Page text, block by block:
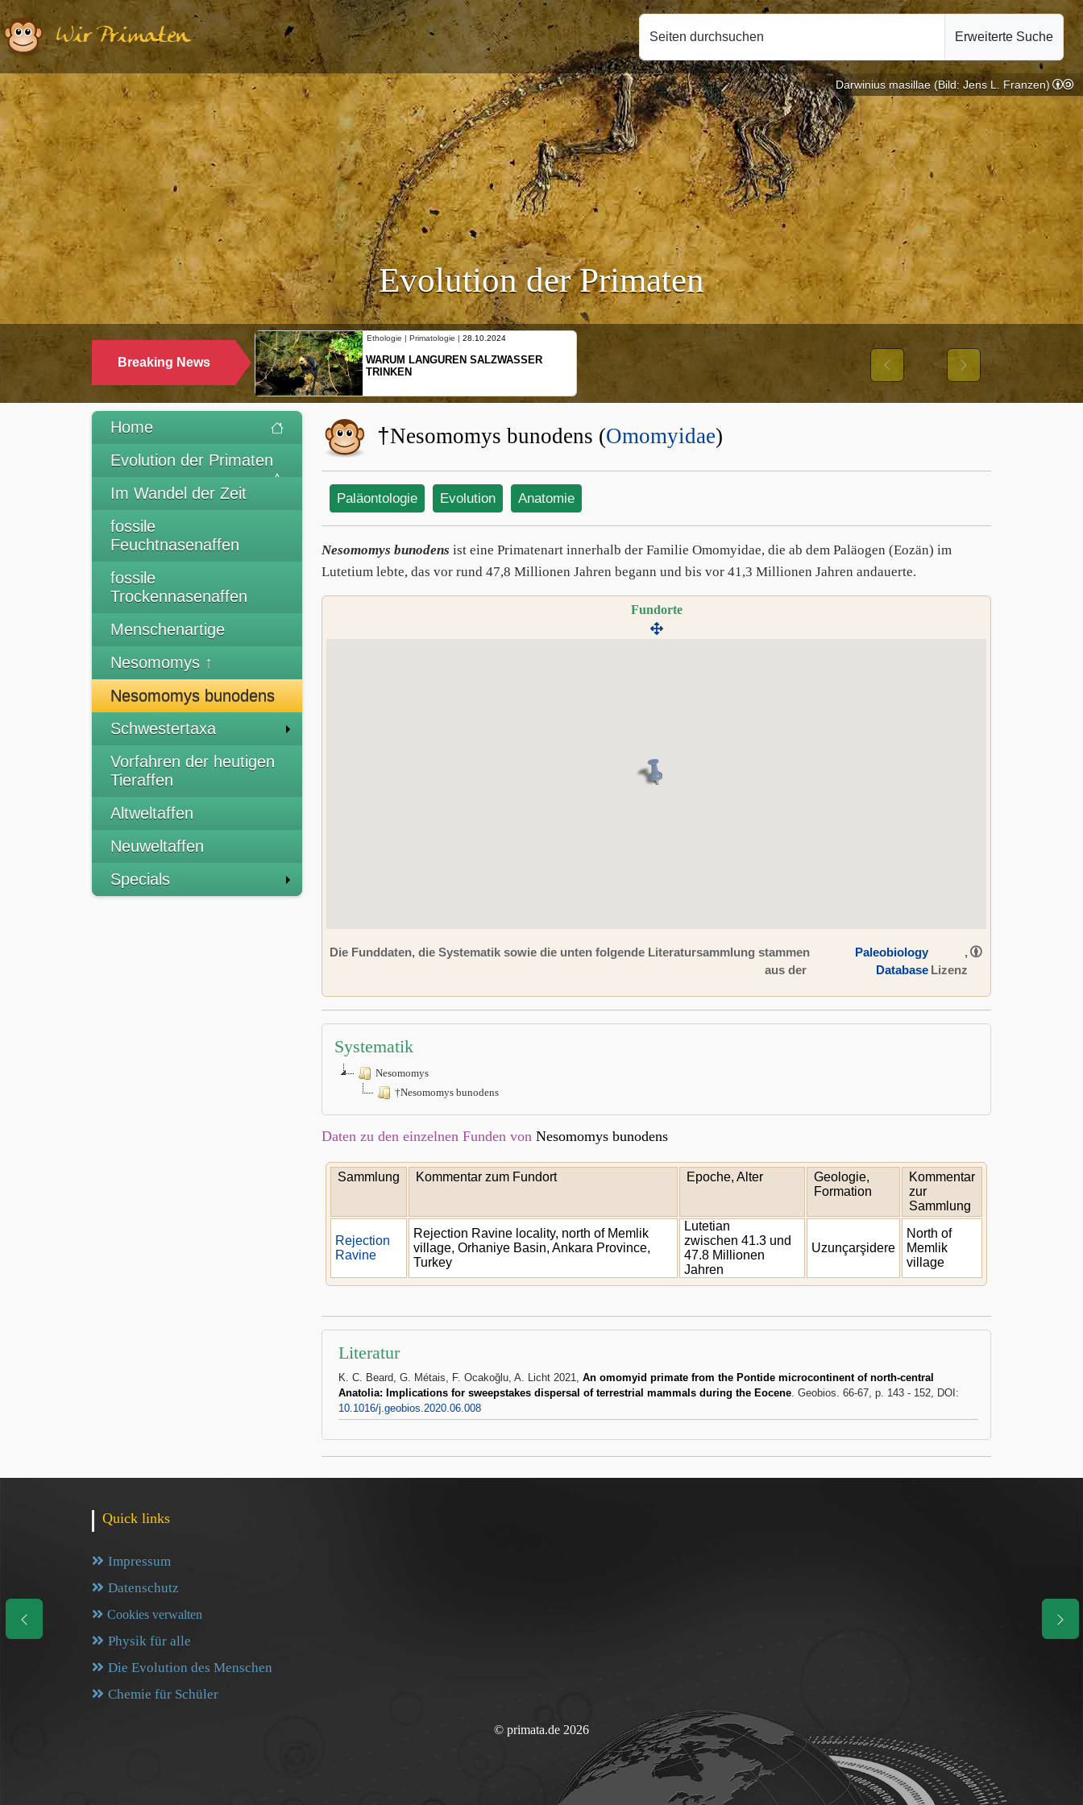
Wir Primaten Seiten durchsuchen Erweiterte Suche
Evolution der Primaten
Breaking News
Ethologie | Primatologie | 28.10.2024
WARUM LANGUREN SALZWASSER
TRINKEN
Previous Next
Darwinius masillae (Bild: Jens L. Franzen)
Home
Evolution der Primaten
Im Wandel der Zeit
fossile
Feuchtnasenaffen
fossile
Trockennasenaffen
Menschenartige
Nesomomys ↑
Nesomomys bunodens
Schwestertaxa
Vorfahren der heutigen
Tieraffen
Altweltaffen
Neuweltaffen
Specials
†Nesomomys bunodens (Omomyidae)
Paläontologie Evolution Anatomie
Nesomomys bunodens ist eine Primatenart innerhalb der Familie Omomyidae, die ab dem Paläogen (Eozän) im
Lutetium lebte, das vor rund 47,8 Millionen Jahren begann und bis vor 41,3 Millionen Jahren andauerte.
Fundorte
Die Funddaten, die Systematik sowie die unten folgende Literatursammlung stammen
aus der
Paleobiology
Database
,
Lizenz
Systematik
Nesomomys
†Nesomomys bunodens
Daten zu den einzelnen Funden von Nesomomys bunodens
Sammlung Kommentar zum Fundort Epoche, Alter
Geologie,
Formation
Kommentar
zur
Sammlung
Rejection
Ravine
Rejection Ravine locality, north of Memlik
village, Orhaniye Basin, Ankara Province,
Turkey
Lutetian
zwischen 41.3 und
47.8 Millionen
Jahren
Uzunçarşidere
North of
Memlik
village
Literatur
K. C. Beard, G. Métais, F. Ocakoğlu, A. Licht 2021, An omomyid primate from the Pontide microcontinent of north-central
Anatolia: Implications for sweepstakes dispersal of terrestrial mammals during the Eocene. Geobios. 66-67, p. 143 - 152, DOI:
10.1016/j.geobios.2020.06.008
Quick links
Impressum
Datenschutz
Cookies verwalten
Physik für alle
Die Evolution des Menschen
Chemie für Schüler
© primata.de 2026